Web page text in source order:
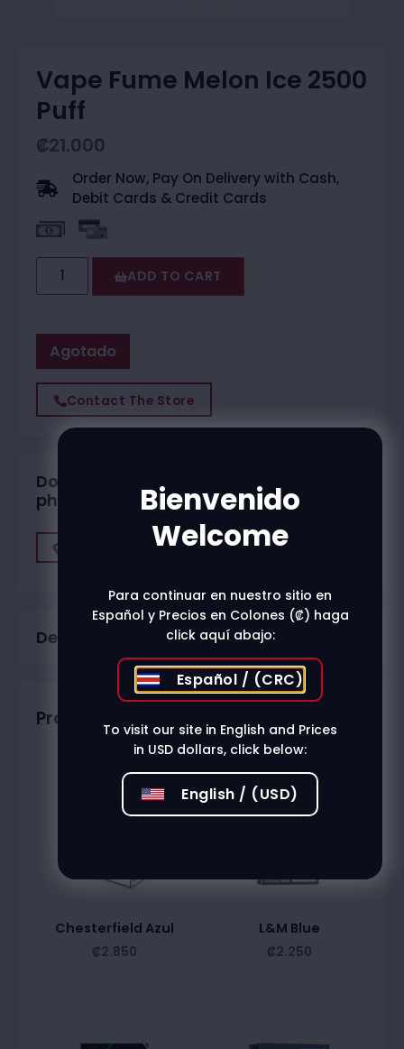
Vape Fume Melon Ice 2500
Puff
₡21.000
Order Now, Pay On Delivery with Cash,
Debit Cards & Credit Cards
ADD TO CART
Agotado
Contact The Store
Do you want to buy in one of our
physical stores?
Description
Productos relacionados
Chesterfield Azul
₡2.850
L&M Blue
₡2.250
Bienvenido
Welcome
Para continuar en nuestro sitio en
Español y Precios en Colones (₡) haga
click aquí abajo:
Español / (CRC)
To visit our site in English and Prices
in USD dollars, click below:
English / (USD)